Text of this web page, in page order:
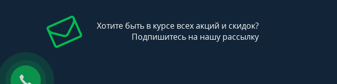
Хотите быть в курсе всех акций и скидок?
Подпишитесь на нашу рассылку